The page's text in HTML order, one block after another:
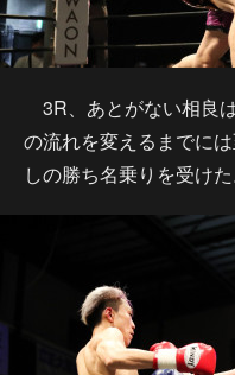
3R、あとがない相良
の流れを変えるまでに
しの勝ち名乗りを受けた